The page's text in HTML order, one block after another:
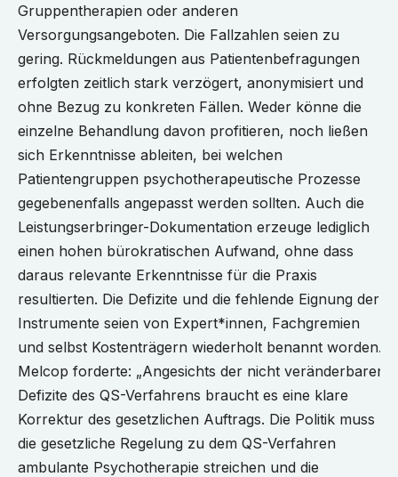
Gruppentherapien oder anderen
Versorgungsangeboten. Die Fallzahlen seien zu
gering. Rückmeldungen aus Patientenbefragungen
erfolgten zeitlich stark verzögert, anonymisiert und
ohne Bezug zu konkreten Fällen. Weder könne die
einzelne Behandlung davon profitieren, noch ließen
sich Erkenntnisse ableiten, bei welchen
Patientengruppen psychotherapeutische Prozesse
gegebenenfalls angepasst werden sollten. Auch die
Leistungserbringer-Dokumentation erzeuge lediglich
einen hohen bürokratischen Aufwand, ohne dass
daraus relevante Erkenntnisse für die Praxis
resultierten. Die Defizite und die fehlende Eignung der
Instrumente seien von Expert*innen, Fachgremien
und selbst Kostenträgern wiederholt benannt worden.
Melcop forderte: „Angesichts der nicht veränderbaren
Defizite des QS-Verfahrens braucht es eine klare
Korrektur des gesetzlichen Auftrags. Die Politik muss
die gesetzliche Regelung zu dem QS-Verfahren
ambulante Psychotherapie streichen und die